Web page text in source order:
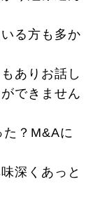
る方も多か
ありお話し
できません
？ M&Aに
深くあっと